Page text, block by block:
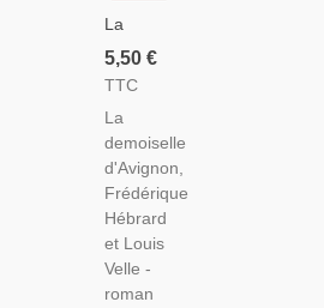
La
Demoiselle
D'Avignon,
Hébrard,
Louis
Velle,
1972 -
Feuilleton
TV,
Marthe
Keller
5,50 €
TTC
La
demoiselle
d'Avignon,
Frédérique
Hébrard
et Louis
Velle -
roman